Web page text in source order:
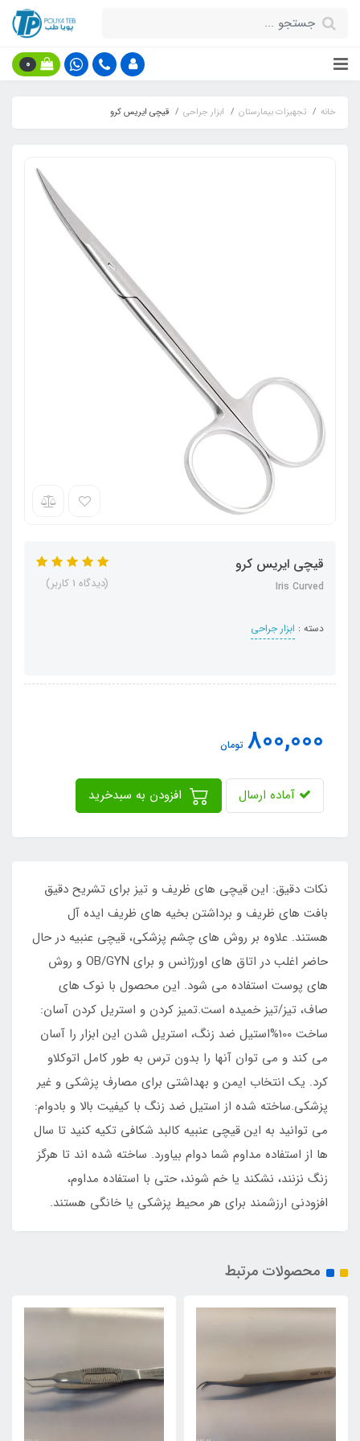
0
خانه تجهیزات بیمارستان ابزار جراحی قیچی ایریس کرو
قیچی ایریس کرو
Iris Curved
دسته : ابزار جراحی
(دیدگاه 1 کاربر)
800,000 تومان
آماده ارسال
نکات دقیق: این قیچی های ظریف و تیز برای تشریح دقیق
بافت های ظریف و برداشتن بخیه های ظریف ایده آل
هستند. علاوه بر روش های چشم پزشکی، قیچی عنبیه در حال
حاضر اغلب در اتاق های اورژانس و برای OB/GYN و روش
های پوست استفاده می شود. این محصول با نوک های
صاف، تیز/تیز خمیده است.تمیز کردن و استریل کردن آسان:
ساخت 100%استیل ضد زنگ، استریل شدن این ابزار را آسان
می کند و می توان آنها را بدون ترس به طور کامل اتوکلاو
کرد. یک انتخاب ایمن و بهداشتی برای مصارف پزشکی و غیر
پزشکی.ساخته شده از استیل ضد زنگ با کیفیت بالا و بادوام:
می توانید به این قیچی عنبیه کالبد شکافی تکیه کنید تا سال
ها از استفاده مداوم شما دوام بیاورد. ساخته شده اند تا هرگز
زنگ نزنند، نشکند یا خم شوند، حتی با استفاده مداوم،
افزودنی ارزشمند برای هر محیط پزشکی یا خانگی هستند.
محصولات مرتبط